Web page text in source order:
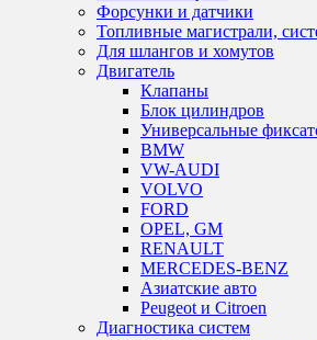
Форсунки и датчики
Топливные магистрали,
Для шлангов и хомутов
Двигатель
Клапаны
Блок цилиндров
Универсальные
BMW
VW-AUDI
VOLVO
FORD
OPEL, GM
RENAULT
MERCEDES-BENZ
Азиатские авто
Peugeot и Citroen
Диагностика систем